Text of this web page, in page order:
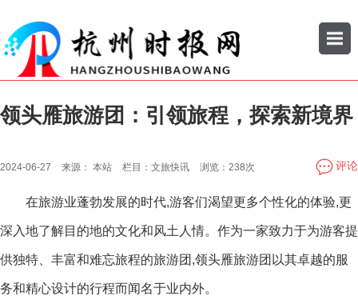
公司 企业
领头雁旅游团：引领旅程，探索新境界
2024-06-27 来源： 本站 栏目： 文旅快讯 浏览： 238次 评论
在旅游业蓬勃发展的时代,游客们渴望更多个性化的体验,更
深入地了解目的地的文化和风土人情。作为一家致力于为游客提
供独特、丰富和难忘旅程的旅游团,领头雁旅游团以其卓越的服
务和精心设计的行程而闻名于业内外。